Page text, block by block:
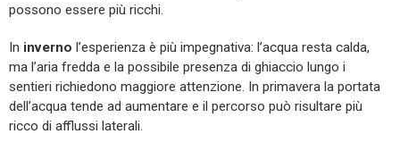
possono essere più ricchi.
In inverno l’esperienza è più impegnativa: l’acqua resta calda,
ma l’aria fredda e la possibile presenza di ghiaccio lungo i
sentieri richiedono maggiore attenzione. In primavera la portata
dell’acqua tende ad aumentare e il percorso può risultare più
ricco di afflussi laterali.